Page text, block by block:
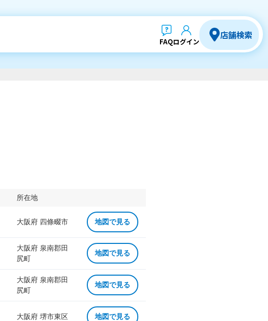
FAQログイン
店舗検索
所在地
大阪府 四條畷市 地図で見る
大阪府 泉南郡田
尻町
地図で見る
大阪府 泉南郡田
尻町
地図で見る
大阪府 堺市東区 地図で見る